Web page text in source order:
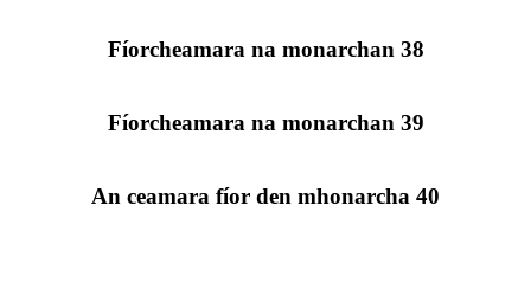
Fíorcheamara na monarchan 38
Fíorcheamara na monarchan 39
An ceamara fíor den mhonarcha 40